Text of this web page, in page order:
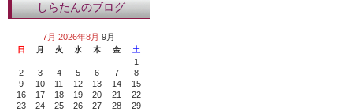
しらたんのブログ
7月 2026年8月 9月
日 月 火 水 木 金 土
1
2
3 4 5 6 7
8
9
10 11 12 13 14
15
16
17 18 19 20 21
22
23
24 25 26 27 28
29